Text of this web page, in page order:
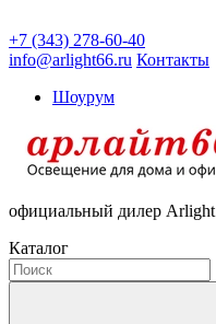
+7 (343) 278-60-40
info@arlight66.ru Контакты
Шоурум
официальный дилер Arlight
Каталог